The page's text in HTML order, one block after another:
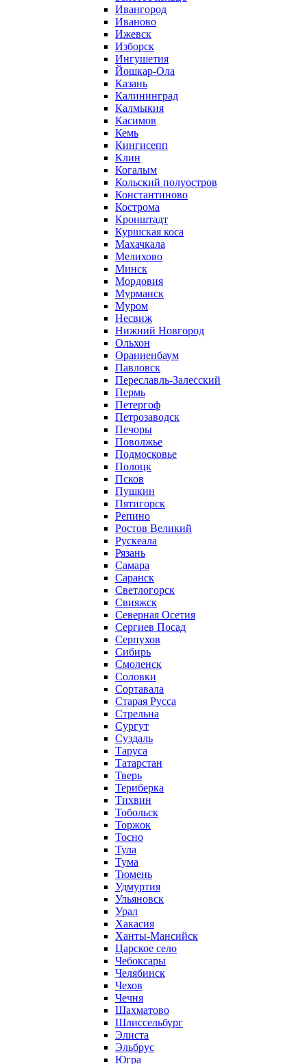
Ивангород
Иваново
Ижевск
Изборск
Ингушетия
Йошкар-Ола
Казань
Калининград
Калмыкия
Касимов
Кемь
Кингисепп
Клин
Когалым
Кольский полуостров
Константиново
Кострома
Кронштадт
Куршская коса
Махачкала
Мелихово
Минск
Мордовия
Мурманск
Муром
Несвиж
Нижний Новгород
Ольхон
Ораниенбаум
Павловск
Переславль-Залесский
Пермь
Петергоф
Петрозаводск
Печоры
Поволжье
Подмосковье
Полоцк
Псков
Пушкин
Пятигорск
Репино
Ростов Великий
Рускеала
Рязань
Самара
Саранск
Светлогорск
Свияжск
Северная Осетия
Сергиев Посад
Серпухов
Сибирь
Смоленск
Соловки
Сортавала
Старая Русса
Стрельна
Сургут
Суздаль
Таруса
Татарстан
Тверь
Териберка
Тихвин
Тобольск
Торжок
Тосно
Тула
Тума
Тюмень
Удмуртия
Ульяновск
Урал
Хакасия
Ханты-Мансийск
Царское село
Чебоксары
Челябинск
Чехов
Чечня
Шахматово
Шлиссельбург
Элиста
Эльбрус
Югра